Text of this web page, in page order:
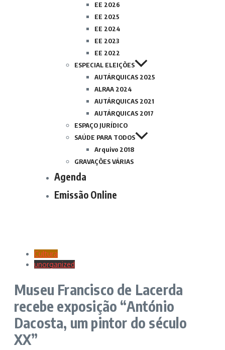
EE 2026
EE 2025
EE 2024
EE 2023
EE 2022
ESPECIAL ELEIÇÕES
AUTÁRQUICAS 2025
ALRAA 2024
AUTÁRQUICAS 2021
AUTÁRQUICAS 2017
ESPAÇO JURÍDICO
SAÚDE PARA TODOS
Arquivo 2018
GRAVAÇÕES VÁRIAS
Agenda
Emissão Online
Cultura
unorganized
Museu Francisco de Lacerda
recebe exposição “António
Dacosta, um pintor do século
XX”